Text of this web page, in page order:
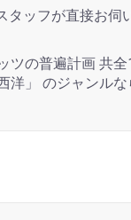
ッフが直接お伺
の普遍計画 共
洋」 のジャンル